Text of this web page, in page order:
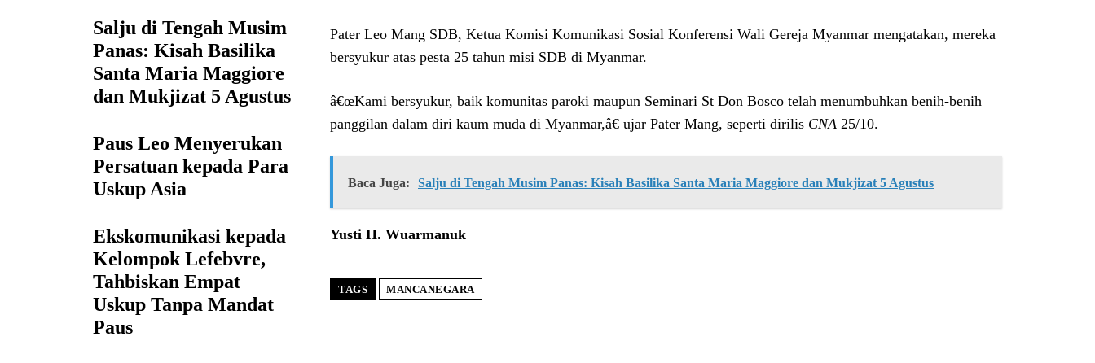
Salju di Tengah Musim
Panas: Kisah Basilika
Santa Maria Maggiore
dan Mukjizat 5 Agustus
Paus Leo Menyerukan
Persatuan kepada Para
Uskup Asia
Ekskomunikasi kepada
Kelompok Lefebvre,
Tahbiskan Empat
Uskup Tanpa Mandat
Paus
Pater Leo Mang SDB, Ketua Komisi Komunikasi Sosial Konferensi Wali Gereja Myanmar mengatakan, mereka
bersyukur atas pesta 25 tahun misi SDB di Myanmar.
â€œKami bersyukur, baik komunitas paroki maupun Seminari St Don Bosco telah menumbuhkan benih-benih
panggilan dalam diri kaum muda di Myanmar,â€ ujar Pater Mang, seperti dirilis CNA 25/10.
Baca Juga: Salju di Tengah Musim Panas: Kisah Basilika Santa Maria Maggiore dan Mukjizat 5 Agustus
Yusti H. Wuarmanuk
TAGS MANCANEGARA